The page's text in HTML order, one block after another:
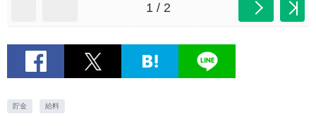
1 / 2
貯金 給料